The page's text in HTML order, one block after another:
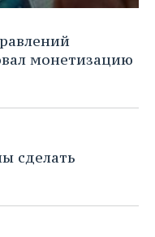
монетизацию
сделать